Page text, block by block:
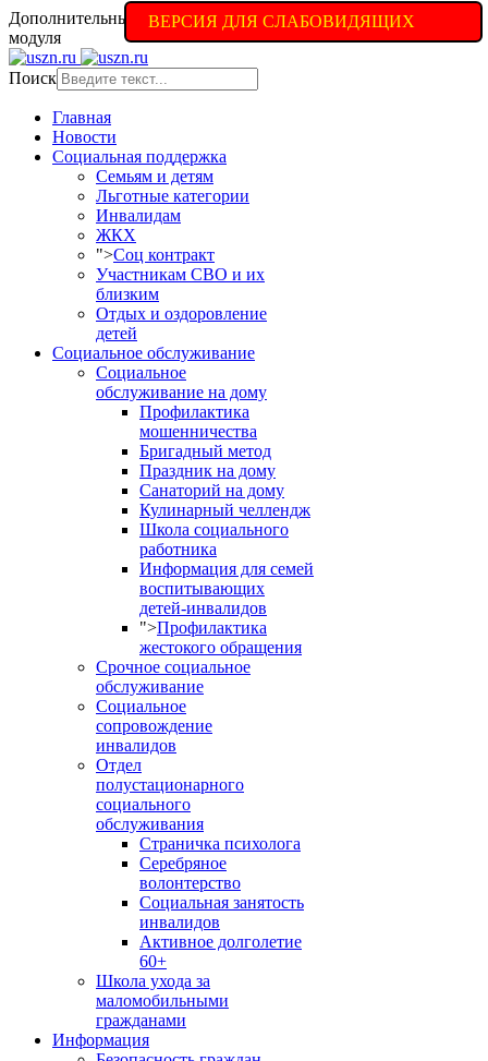
Дополнительные настройки доступны в полной версии
модуля
ВЕРСИЯ ДЛЯ СЛАБОВИДЯЩИХ
Поиск
Главная
Новости
Социальная поддержка
Семьям и детям
Льготные категории
Инвалидам
ЖКХ
">Соц контракт
Участникам СВО и их
близким
Отдых и оздоровление
детей
Социальное обслуживание
Социальное
обслуживание на дому
Профилактика
мошенничества
Бригадный метод
Праздник на дому
Санаторий на дому
Кулинарный челлендж
Школа социального
работника
Информация для семей
воспитывающих
детей-инвалидов
">Профилактика
жестокого обращения
Срочное социальное
обслуживание
Социальное
сопровождение
инвалидов
Отдел
полустационарного
социального
обслуживания
Страничка психолога
Серебряное
волонтерство
Социальная занятость
инвалидов
Активное долголетие
60+
Школа ухода за
маломобильными
гражданами
Информация